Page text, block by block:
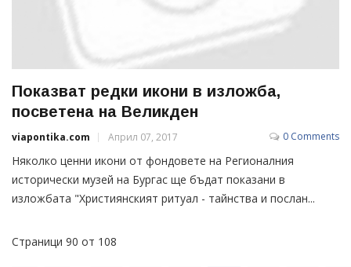
Показват редки икони в изложба,
посветена на Великден
viapontika.com Април 07, 2017 0 Comments
Няколко ценни икони от фондовете на Регионалния
исторически музей на Бургас ще бъдат показани в
изложбата "Християнският ритуал - тайнства и послан...
Страници 90 от 108